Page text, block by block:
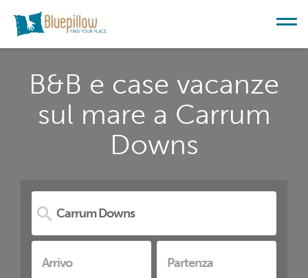
B&B e case vacanze
sul mare a Carrum
Downs